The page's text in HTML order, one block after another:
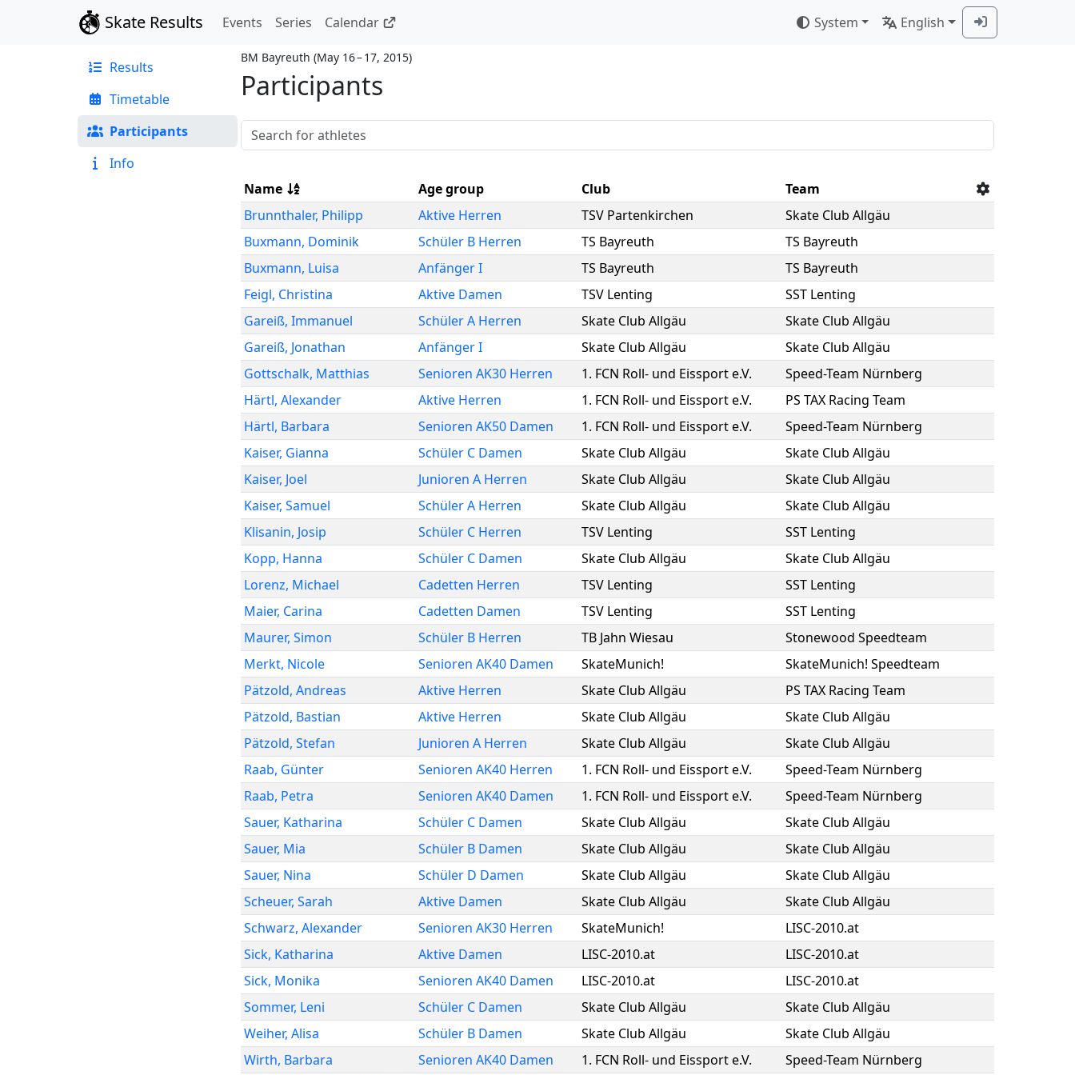
Skate Results Events Series Calendar System English
Results
Timetable
Participants
Info
BM Bayreuth (May 16 – 17, 2015)
Participants
Name Age group Club
Team
Brunnthaler, Philipp Aktive Herren TSV Partenkirchen
Skate Club Allgäu
Buxmann, Dominik Schüler B Herren TS Bayreuth
TS Bayreuth
Buxmann, Luisa Anfänger I TS Bayreuth
TS Bayreuth
Feigl, Christina Aktive Damen TSV Lenting
SST Lenting
Gareiß, Immanuel Schüler A Herren Skate Club Allgäu
Skate Club Allgäu
Gareiß, Jonathan Anfänger I Skate Club Allgäu
Skate Club Allgäu
Gottschalk, Matthias Senioren AK30 Herren 1. FCN Roll- und Eissport e.V.
Speed-Team Nürnberg
Härtl, Alexander Aktive Herren 1. FCN Roll- und Eissport e.V.
PS TAX Racing Team
Härtl, Barbara Senioren AK50 Damen 1. FCN Roll- und Eissport e.V.
Speed-Team Nürnberg
Kaiser, Gianna Schüler C Damen Skate Club Allgäu
Skate Club Allgäu
Kaiser, Joel Junioren A Herren Skate Club Allgäu
Skate Club Allgäu
Kaiser, Samuel Schüler A Herren Skate Club Allgäu
Skate Club Allgäu
Klisanin, Josip Schüler C Herren TSV Lenting
SST Lenting
Kopp, Hanna Schüler C Damen Skate Club Allgäu
Skate Club Allgäu
Lorenz, Michael Cadetten Herren TSV Lenting
SST Lenting
Maier, Carina Cadetten Damen TSV Lenting
SST Lenting
Maurer, Simon Schüler B Herren TB Jahn Wiesau
Stonewood Speedteam
Merkt, Nicole Senioren AK40 Damen SkateMunich!
SkateMunich! Speedteam
Pätzold, Andreas Aktive Herren Skate Club Allgäu
PS TAX Racing Team
Pätzold, Bastian Aktive Herren Skate Club Allgäu
Skate Club Allgäu
Pätzold, Stefan Junioren A Herren Skate Club Allgäu
Skate Club Allgäu
Raab, Günter Senioren AK40 Herren 1. FCN Roll- und Eissport e.V.
Speed-Team Nürnberg
Raab, Petra Senioren AK40 Damen 1. FCN Roll- und Eissport e.V.
Speed-Team Nürnberg
Sauer, Katharina Schüler C Damen Skate Club Allgäu
Skate Club Allgäu
Sauer, Mia Schüler B Damen Skate Club Allgäu
Skate Club Allgäu
Sauer, Nina Schüler D Damen Skate Club Allgäu
Skate Club Allgäu
Scheuer, Sarah Aktive Damen Skate Club Allgäu
Skate Club Allgäu
Schwarz, Alexander Senioren AK30 Herren SkateMunich!
LISC-2010.at
Sick, Katharina Aktive Damen LISC-2010.at
LISC-2010.at
Sick, Monika Senioren AK40 Damen LISC-2010.at
LISC-2010.at
Sommer, Leni Schüler C Damen Skate Club Allgäu
Skate Club Allgäu
Weiher, Alisa Schüler B Damen Skate Club Allgäu
Skate Club Allgäu
Wirth, Barbara Senioren AK40 Damen 1. FCN Roll- und Eissport e.V.
Speed-Team Nürnberg